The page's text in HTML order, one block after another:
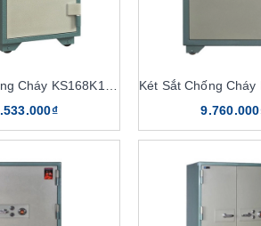
có thể mở két sắt ra được. Két còn có
lực mạnh lên trên.